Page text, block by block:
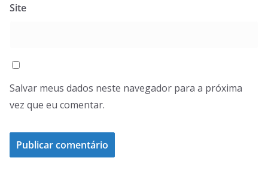
Site
Salvar meus dados neste navegador para a próxima
vez que eu comentar.